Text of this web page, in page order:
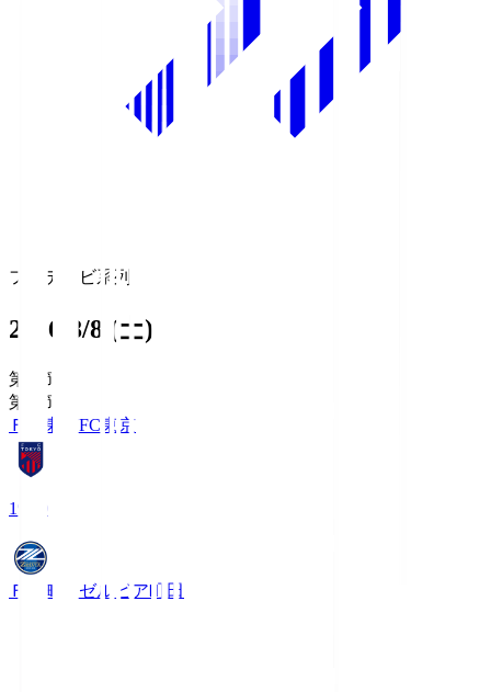
フジテレビ系列
2026/8/8 (土)
第1節
第1節
ＦＣ東京 FC東京
19:00
ＦＣ町田ゼルビア町田